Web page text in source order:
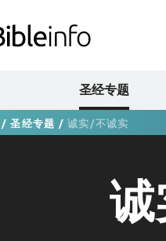
圣经专题
/圣经专题 /诚实/不诚实